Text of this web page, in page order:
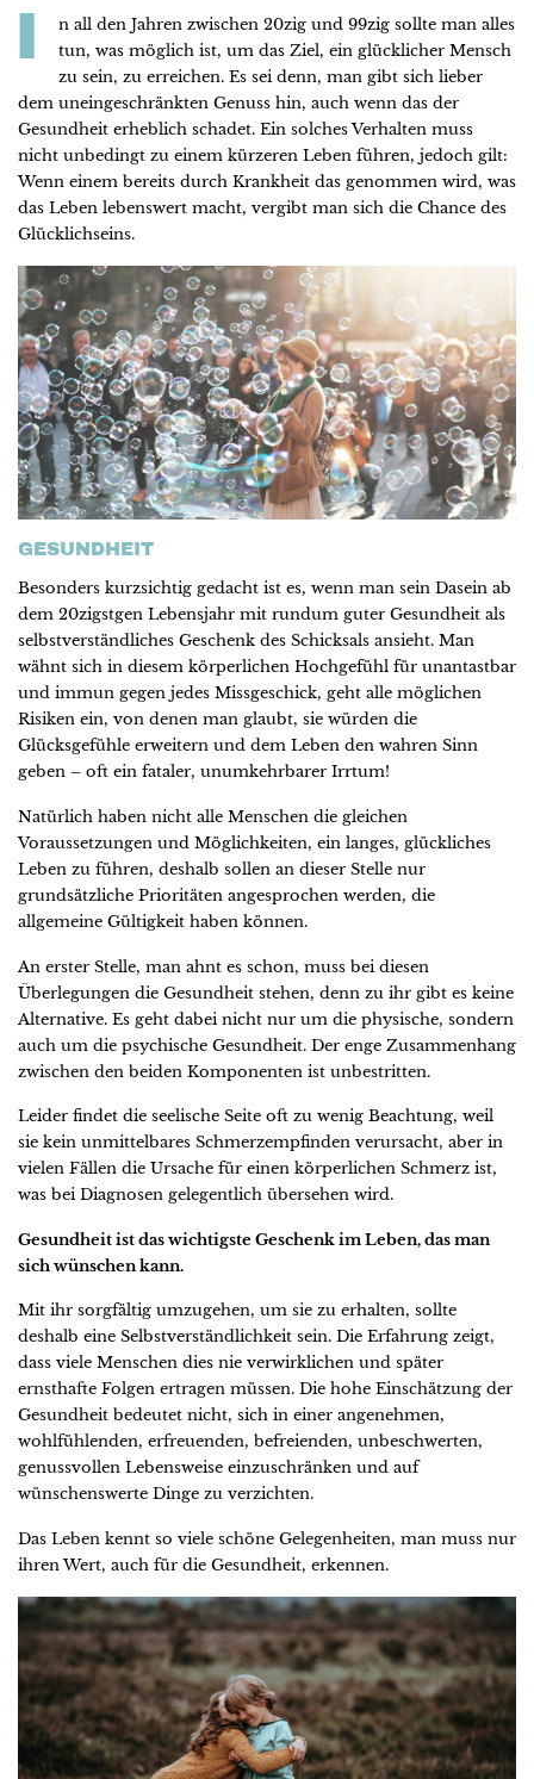
I
n all den Jahren zwischen 20zig und 99zig sollte man alles
tun, was möglich ist, um das Ziel, ein glücklicher Mensch
zu sein, zu erreichen. Es sei denn, man gibt sich lieber
dem uneingeschränkten Genuss hin, auch wenn das der
Gesundheit erheblich schadet. Ein solches Verhalten muss
nicht unbedingt zu einem kürzeren Leben führen, jedoch gilt:
Wenn einem bereits durch Krankheit das genommen wird, was
das Leben lebenswert macht, vergibt man sich die Chance des
Glücklichseins.
GESUNDHEIT
Besonders kurzsichtig gedacht ist es, wenn man sein Dasein ab
dem 20zigstgen Lebensjahr mit rundum guter Gesundheit als
selbstverständliches Geschenk des Schicksals ansieht. Man
wähnt sich in diesem körperlichen Hochgefühl für unantastbar
und immun gegen jedes Missgeschick, geht alle möglichen
Risiken ein, von denen man glaubt, sie würden die
Glücksgefühle erweitern und dem Leben den wahren Sinn
geben – oft ein fataler, unumkehrbarer Irrtum!
Natürlich haben nicht alle Menschen die gleichen
Voraussetzungen und Möglichkeiten, ein langes, glückliches
Leben zu führen, deshalb sollen an dieser Stelle nur
grundsätzliche Prioritäten angesprochen werden, die
allgemeine Gültigkeit haben können.
An erster Stelle, man ahnt es schon, muss bei diesen
Überlegungen die Gesundheit stehen, denn zu ihr gibt es keine
Alternative. Es geht dabei nicht nur um die physische, sondern
auch um die psychische Gesundheit. Der enge Zusammenhang
zwischen den beiden Komponenten ist unbestritten.
Leider findet die seelische Seite oft zu wenig Beachtung, weil
sie kein unmittelbares Schmerzempfinden verursacht, aber in
vielen Fällen die Ursache für einen körperlichen Schmerz ist,
was bei Diagnosen gelegentlich übersehen wird.
Gesundheit ist das wichtigste Geschenk im Leben, das man
sich wünschen kann.
Mit ihr sorgfältig umzugehen, um sie zu erhalten, sollte
deshalb eine Selbstverständlichkeit sein. Die Erfahrung zeigt,
dass viele Menschen dies nie verwirklichen und später
ernsthafte Folgen ertragen müssen. Die hohe Einschätzung der
Gesundheit bedeutet nicht, sich in einer angenehmen,
wohlfühlenden, erfreuenden, befreienden, unbeschwerten,
genussvollen Lebensweise einzuschränken und auf
wünschenswerte Dinge zu verzichten.
Das Leben kennt so viele schöne Gelegenheiten, man muss nur
ihren Wert, auch für die Gesundheit, erkennen.